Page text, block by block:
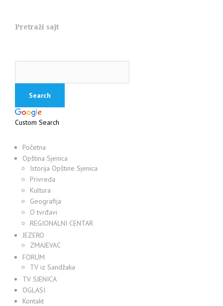
Pretraži sajt
Custom Search
Početna
Opština Sjenica
Istorija Opštine Sjenica
Privreda
Kultura
Geografija
O tvrđavi
REGIONALNI CENTAR
JEZERO
ZMAJEVAC
FORUM
TV iz Sandžaka
TV SJENICA
OGLASI
Kontakt